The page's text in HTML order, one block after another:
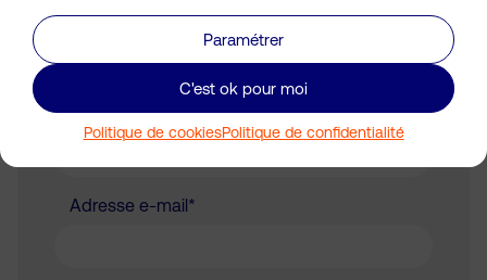
C'est ok pour moi
Paramétrer
Politique de cookiesPolitique de confidentialité
Nom & Prénom*
Téléphone*
Adresse e-mail*